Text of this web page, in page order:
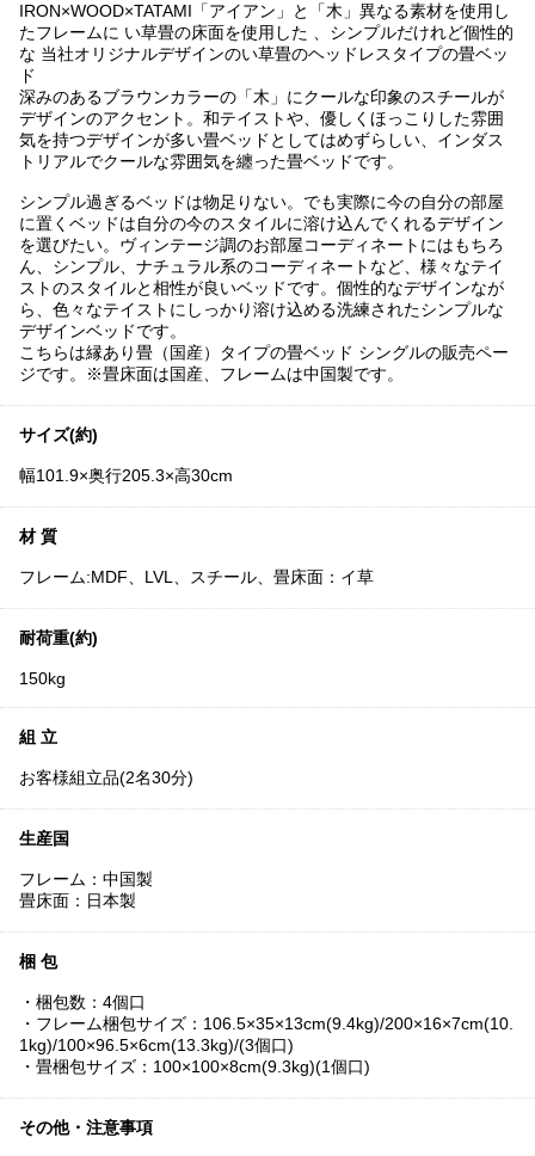
IRON×WOOD×TATAMI「アイアン」と「木」異なる素材を使用し
たフレームに い草畳の床面を使用した 、シンプルだけれど個性的
な 当社オリジナルデザインのい草畳のヘッドレスタイプの畳ベッ
ド
深みのあるブラウンカラーの「木」にクールな印象のスチールが
デザインのアクセント。和テイストや、優しくほっこりした雰囲
気を持つデザインが多い畳ベッドとしてはめずらしい、インダス
トリアルでクールな雰囲気を纏った畳ベッドです。
シンプル過ぎるベッドは物足りない。でも実際に今の自分の部屋
に置くベッドは自分の今のスタイルに溶け込んでくれるデザイン
を選びたい。ヴィンテージ調のお部屋コーディネートにはもちろ
ん、シンプル、ナチュラル系のコーディネートなど、様々なテイ
ストのスタイルと相性が良いベッドです。個性的なデザインなが
ら、色々なテイストにしっかり溶け込める洗練されたシンプルな
デザインベッドです。
こちらは縁あり畳（国産）タイプの畳ベッド シングルの販売ペー
ジです。※畳床面は国産、フレームは中国製です。
サイズ(約)
幅101.9×奥行205.3×高30cm
材 質
フレーム:MDF、LVL、スチール、畳床面：イ草
耐荷重(約)
150kg
組 立
お客様組立品(2名30分)
生産国
フレーム：中国製
畳床面：日本製
梱 包
・梱包数：4個口
・フレーム梱包サイズ：106.5×35×13cm(9.4kg)/200×16×7cm(10.
1kg)/100×96.5×6cm(13.3kg)/(3個口)
・畳梱包サイズ：100×100×8cm(9.3kg)(1個口)
その他・注意事項